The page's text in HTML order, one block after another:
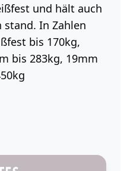
und hält auch
In Zahlen
bis 170kg,
bis 283kg, 19mm